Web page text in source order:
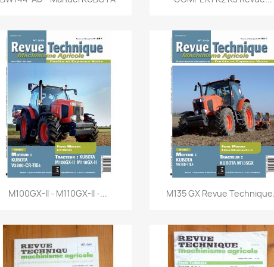
Aperçu rapide
M100GX-II - M110GX-II -... Aperçu rapide
M135 GX Revue